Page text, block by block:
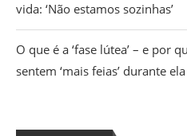
vida: ‘Não estamos sozinhas’
O que é a ‘fase lútea’ – e por
sentem ‘mais feias’ durante ela